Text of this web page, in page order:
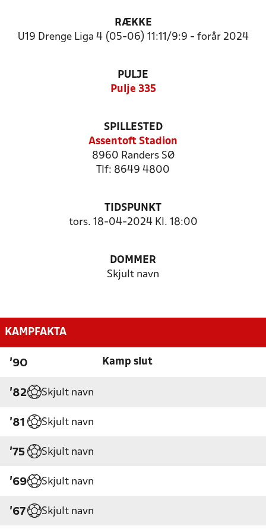
RÆKKE
U19 Drenge Liga 4 (05-06) 11:11/9:9 - forår 2024
PULJE
Pulje 335
SPILLESTED
Assentoft Stadion
8960 Randers SØ
Tlf: 8649 4800
TIDSPUNKT
tors. 18-04-2024 Kl. 18:00
DOMMER
Skjult navn
KAMPFAKTA
'90 Kamp slut
'82 Skjult navn
'81 Skjult navn
'75 Skjult navn
'69 Skjult navn
'67 Skjult navn